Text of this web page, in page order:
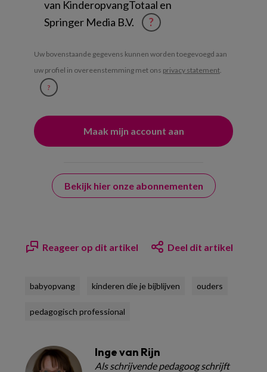
van KinderopvangTotaal en
Springer Media B.V.
?
Uw bovenstaande gegevens kunnen worden toegevoegd aan
uw profiel in overeenstemming met ons privacy statement
?
Bekijk hier onze abonnementen
Reageer op dit artikel Deel dit artikel
babyopvang kinderen die je bijblijven ouders
pedagogisch professional
Inge van Rijn
Als schrijvende pedagoog schrijft